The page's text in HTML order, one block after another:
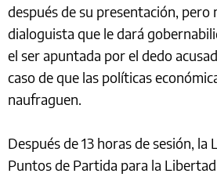
después de su presentación, pero
dialoguista que le dará
el ser apuntada por el dedo
caso de que las políticas
naufraguen.
Después de 13 horas de sesión, la
Puntos de Partida para la